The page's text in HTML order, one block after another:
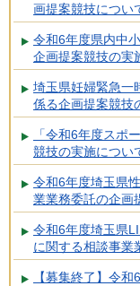
画提案競技につい
令和6年度県内中
企画提案競技の実
埼玉県妊婦緊急一
係る企画提案競技
「令和6年度スポ
競技の実施につい
令和6年度埼玉県
業業務委託の企画
令和6年度埼玉県
に関する相談事業
【募集終了】令